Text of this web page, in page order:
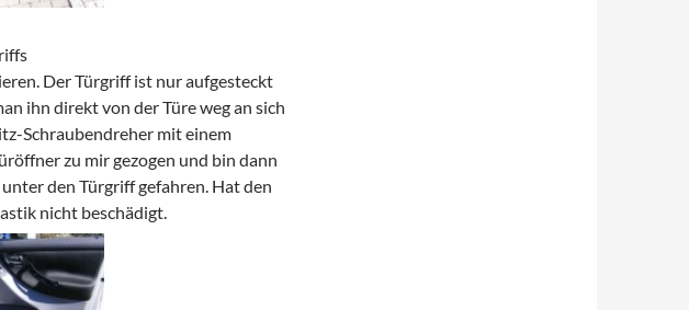
Der Türgriff ist nur aufgesteckt
ihn direkt von der Türe weg an sich
Schraubendreher mit einem
zu mir gezogen und bin dann
den Türgriff gefahren. Hat den
nicht beschädigt.